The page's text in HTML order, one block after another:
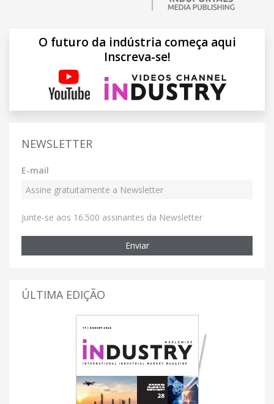
O futuro da indústria começa aqui
Inscreva-se!
NEWSLETTER
E-mail
Junte-se aos 16.500 assinantes da Newsletter
Enviar
ÚLTIMA EDIÇÃO